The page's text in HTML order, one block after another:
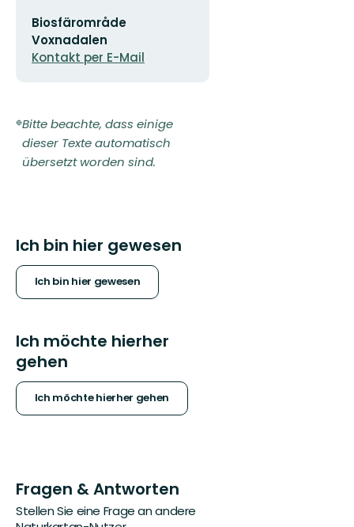
Mail-
Adresse
Biosfärområde
Voxnadalen
Kontakt per E-Mail
Bitte beachte, dass einige
dieser Texte automatisch
übersetzt worden sind.
Ich bin hier gewesen
Ich bin hier gewesen
Ich möchte hierher
gehen
Ich möchte hierher gehen
Fragen & Antworten
Stellen Sie eine Frage an andere